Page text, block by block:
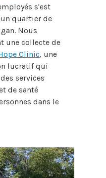
s'est
quartier de
Nous
une collecte de
Clinic, une
lucratif qui
services
de santé
dans le